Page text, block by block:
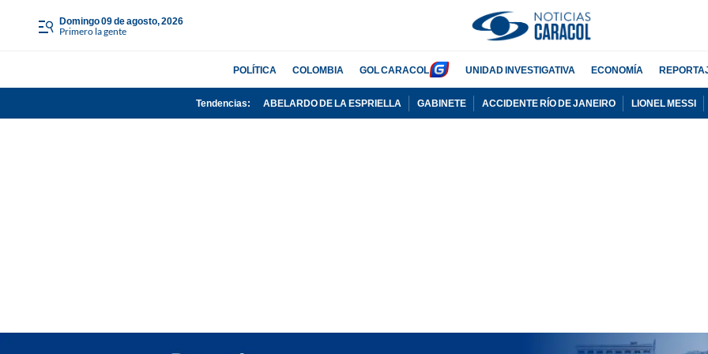
domingo 09 de agosto, 2026
Primero la gente
POLÍTICA COLOMBIA GOL CARACOL UNIDAD INVESTIGATIVA ECONOMÍA
Tendencias: ABELARDO DE LA ESPRIELLA GABINETE ACCIDENTE RÍO DE JANEIRO LIONEL MESSI